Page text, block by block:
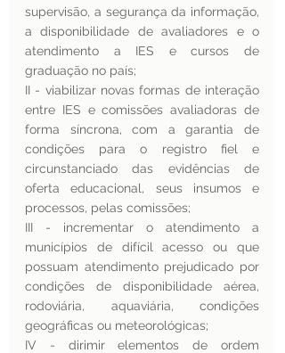
supervisão, a segurança da informação,
a disponibilidade de avaliadores e o
atendimento a IES e cursos de
graduação no país;
II - viabilizar novas formas de interação
entre IES e comissões avaliadoras de
forma síncrona, com a garantia de
condições para o registro fiel e
circunstanciado das evidências de
oferta educacional, seus insumos e
processos, pelas comissões;
III - incrementar o atendimento a
municípios de difícil acesso ou que
possuam atendimento prejudicado por
condições de disponibilidade aérea,
rodoviária, aquaviária, condições
geográficas ou meteorológicas;
IV - dirimir elementos de ordem